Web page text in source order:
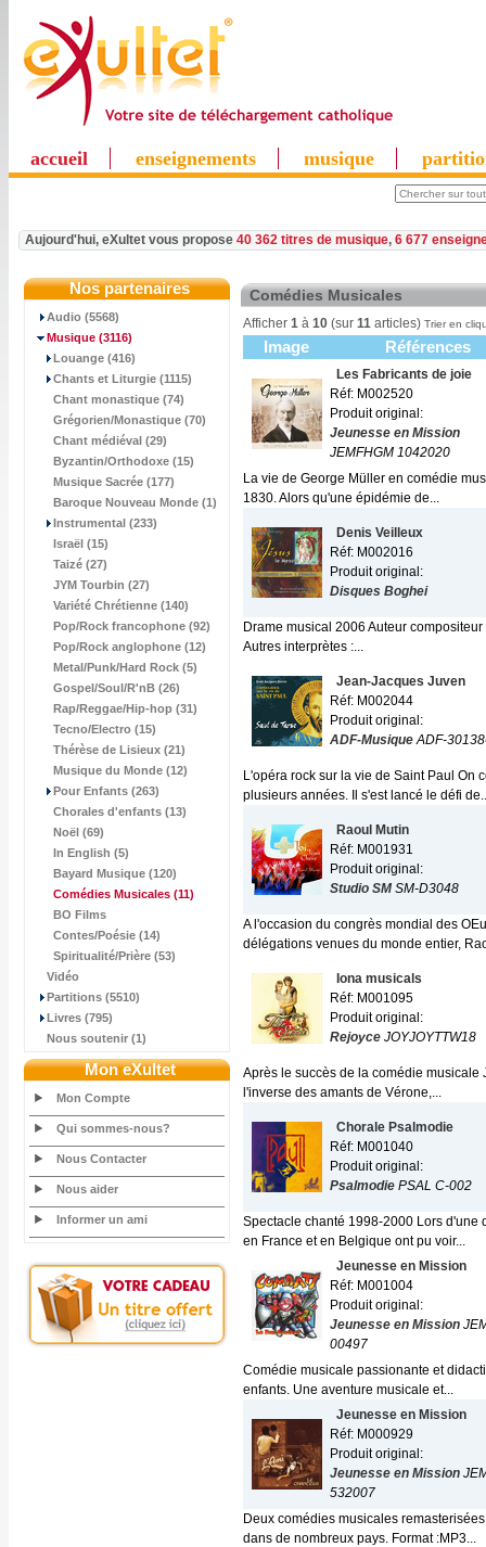
accueil enseignements musique
Aujourd'hui, eXultet vous propose 40 362 titres de musique, 6 677
Nos partenaires
Audio (5568)
Musique (3116)
Louange (416)
Chants et Liturgie (1115)
Chant monastique (74)
Grégorien/Monastique (70)
Chant médiéval (29)
Byzantin/Orthodoxe (15)
Musique Sacrée (177)
Baroque Nouveau Monde (1)
Instrumental (233)
Israël (15)
Taizé (27)
JYM Tourbin (27)
Variété Chrétienne (140)
Pop/Rock francophone (92)
Pop/Rock anglophone (12)
Metal/Punk/Hard Rock (5)
Gospel/Soul/R'nB (26)
Rap/Reggae/Hip-hop (31)
Tecno/Electro (15)
Thérèse de Lisieux (21)
Musique du Monde (12)
Pour Enfants (263)
Chorales d'enfants (13)
Noël (69)
In English (5)
Bayard Musique (120)
Comédies Musicales (11)
BO Films
Contes/Poésie (14)
Spiritualité/Prière (53)
Vidéo
Partitions (5510)
Livres (795)
Nous soutenir (1)
Mon eXultet
Mon Compte
Qui sommes-nous?
Nous Contacter
Nous aider
Informer un ami
Comédies Musicales
Afficher 1 à 10 (sur 11 articles) Trier en
Image Références
Les Fabricants de joie
Réf: M002520
Produit original:
Jeunesse en Mission
JEMFHGM 1042020
La vie de George Müller en comédie
1830. Alors qu'une épidémie de...
Denis Veilleux
Réf: M002016
Produit original:
Disques Boghei
Drame musical 2006 Auteur
Autres interprètes :...
Jean-Jacques Juven
Réf: M002044
Produit original:
ADF-MusiqueADF-
L'opéra rock sur la vie de Saint Paul On
plusieurs années. Il s'est lancé le défi
Raoul Mutin
Réf: M001931
Produit original:
Studio SM SM-D3048
A l'occasion du congrès mondial des
délégations venues du monde entier,
Iona musicals
Réf: M001095
Produit original:
Rejoyce JOYJOYTTW18
Après le succès de la comédie musicale
l'inverse des amants de Vérone,...
Chorale Psalmodie
Réf: M001040
Produit original:
Psalmodie PSAL C-002
Spectacle chanté 1998-2000 Lors d'une
en France et en Belgique ont pu voir...
Jeunesse en Mission
Réf: M001004
Produit original:
Jeunesse en Mission
00497
Comédie musicale passionante et
enfants. Une aventure musicale et...
Jeunesse en Mission
Réf: M000929
Produit original:
Jeunesse en Mission
532007
Deux comédies musicales
dans de nombreux pays. Format :MP3...